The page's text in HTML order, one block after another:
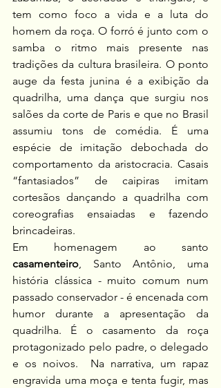
tem como foco a vida e a luta do
homem da roça. O forró é junto com o
samba o ritmo mais presente nas
tradições da cultura brasileira. O ponto
auge da festa junina é a exibição da
quadrilha, uma dança que surgiu nos
salões da corte de Paris e que no Brasil
assumiu tons de comédia. É uma
espécie de imitação debochada do
comportamento da aristocracia. Casais
“fantasiados” de caipiras imitam
cortesãos dançando a quadrilha com
coreografias ensaiadas e fazendo
brincadeiras.
casamenteiro, Santo Antônio, uma
história clássica - muito comum num
passado conservador - é encenada com
humor durante a apresentação da
quadrilha. É o casamento da roça
protagonizado pelo padre, o delegado
e os noivos.  Na narrativa, um rapaz
engravida uma moça e tenta fugir, mas